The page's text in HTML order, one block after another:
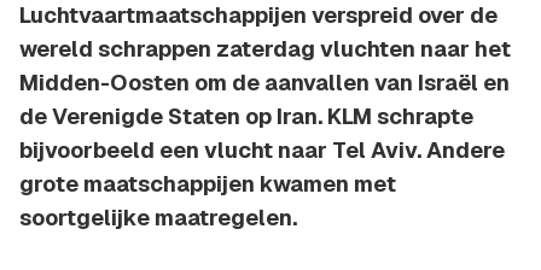
Luchtvaartmaatschappijen verspreid over de
wereld schrappen zaterdag vluchten naar het
Midden-Oosten om de aanvallen van Israël en
de Verenigde Staten op Iran. KLM schrapte
bijvoorbeeld een vlucht naar Tel Aviv. Andere
grote maatschappijen kwamen met
soortgelijke maatregelen.